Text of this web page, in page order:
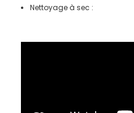
Nettoyage à sec :